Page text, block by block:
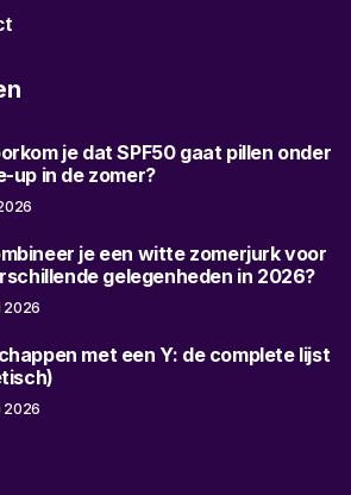
je dat SPF50 gaat pillen onder
up in de zomer?
je een witte zomerjurk voor
gelegenheden in 2026?
2026
met een Y: de complete lijst
2026